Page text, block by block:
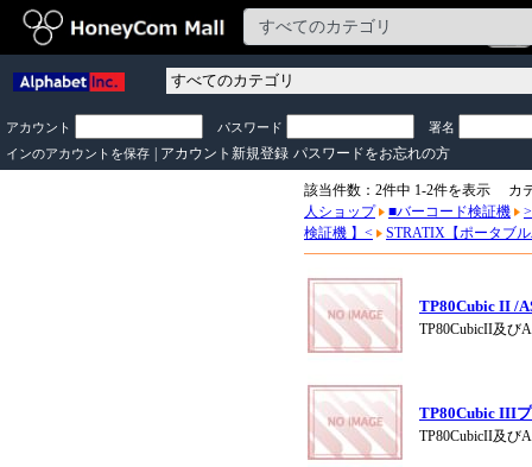
アカウント パスワード
署名
インのアカウントを保存
アカウント新規登録 パスワードをお忘れの方
該当件数：2件中 1-2件を表示 カ
人ショップ
■バーコード検証機
検証機 】<
STRATIX【ポータブ
TP80Cubic II /
TP80CubicII及び
TP80Cubic III
TP80CubicII及び